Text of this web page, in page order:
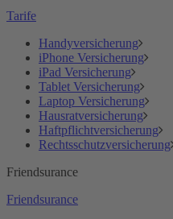
Tarife
Handyversicherung
iPhone Versicherung
iPad Versicherung
Tablet Versicherung
Laptop Versicherung
Hausratversicherung
Haftpflichtversicherung
Rechtsschutzversicherung
Friendsurance
Friendsurance